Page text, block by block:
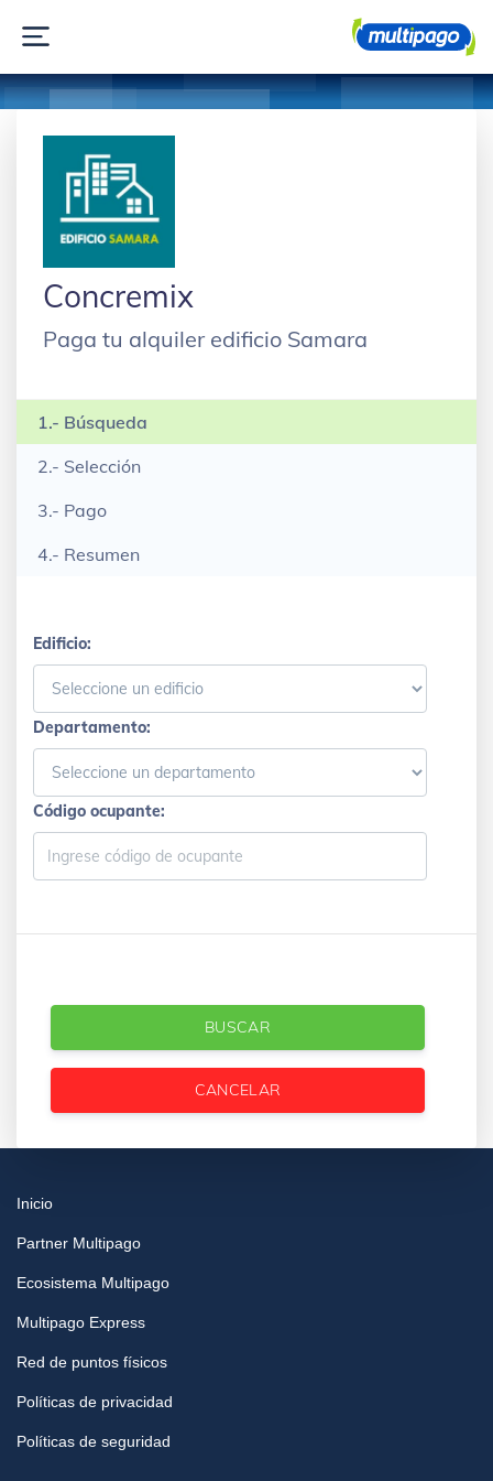
Concremix
Paga tu alquiler edificio Samara
1.- Búsqueda
2.- Selección
3.- Pago
4.- Resumen
Edificio:
Departamento:
Código ocupante:
BUSCAR
CANCELAR
Inicio
Partner Multipago
Ecosistema Multipago
Multipago Express
Red de puntos físicos
Políticas de privacidad
Políticas de seguridad